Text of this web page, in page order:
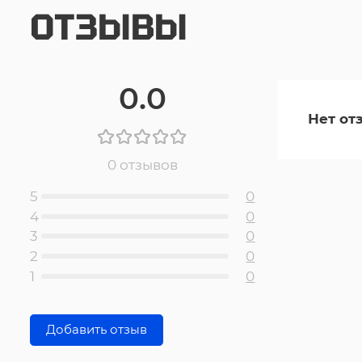
ОТЗЫВЫ
0.0
0 отзывов
5
0
4
0
3
0
2
0
1
0
Добавить отзыв
Нет